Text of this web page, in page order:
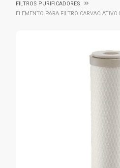
FILTROS PURIFICADORES
ELEMENTO PARA FILTRO CARVAO